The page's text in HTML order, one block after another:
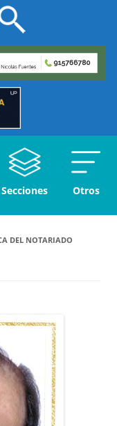
Secciones Otros
DEL NOTARIADO